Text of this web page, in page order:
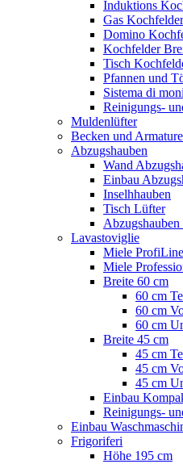
Induktions
Gas Kochfelder
Domino
Kochfelder
Tisch
Pfannen und
Sistema di
Reinigungs-
Muldenlüfter
Becken und
Abzugshauben
Wand
Einbau
Inselhhauben
Tisch Lüfter
Lavastoviglie
Miele ProfiLine
Miele
Breite 60 cm
60 cm
60 cm
60 cm
Breite 45 cm
45 cm
45 cm
45 cm
Einbau
Reinigungs-
Einbau
Frigoriferi
Höhe 195 cm